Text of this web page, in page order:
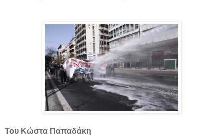
Του Κώστα Παπαδάκη